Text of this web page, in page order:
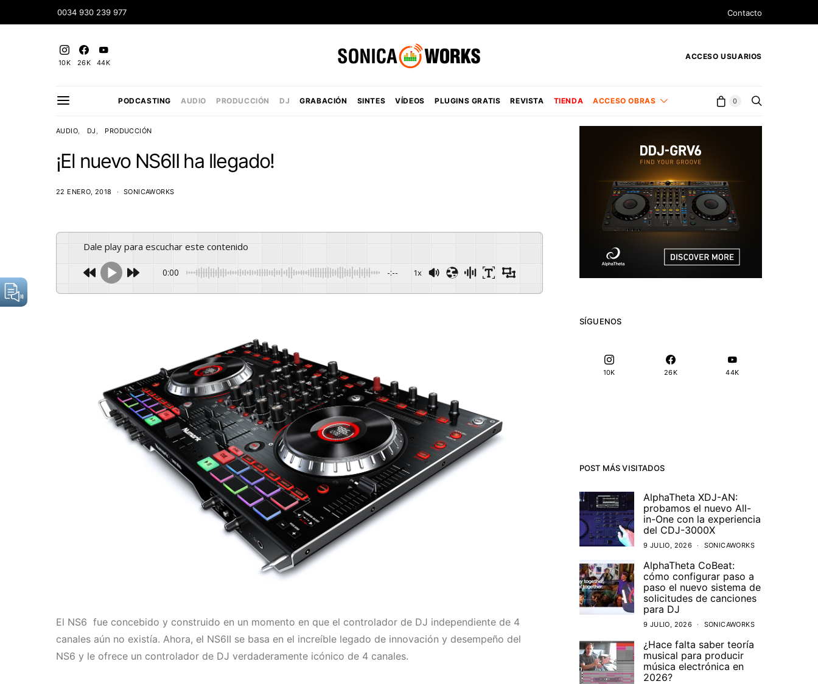
0034 930 239 977 Contacto
10K 26K 44K
ACCESO USUARIOS
PODCASTING AUDIO PRODUCCIÓN DJ GRABACIÓN SINTES VÍDEOS PLUGINS GRATIS REVISTA TIENDA ACCESO OBRAS 0
AUDIO DJ PRODUCCIÓN
¡El nuevo NS6II ha llegado!
22 ENERO, 2018 SONICAWORKS
Dale play para escuchar este contenido
0:00 -:-- 1x
El NS6 fue concebido y construido en un momento en que el controlador de DJ independiente de 4
canales aún no existía. Ahora, el NS6II se basa en el increíble legado de innovación y desempeño del
NS6 y le ofrece un controlador de DJ verdaderamente icónico de 4 canales.
SÍGUENOS
10K 26K 44K
POST MÁS VISITADOS
AlphaTheta XDJ-AN:
probamos el nuevo All-
in-One con la experiencia
del CDJ-3000X
9 JULIO, 2026 SONICAWORKS
AlphaTheta CoBeat:
cómo configurar paso a
paso el nuevo sistema de
solicitudes de canciones
para DJ
9 JULIO, 2026 SONICAWORKS
¿Hace falta saber teoría
musical para producir
música electrónica en
2026?